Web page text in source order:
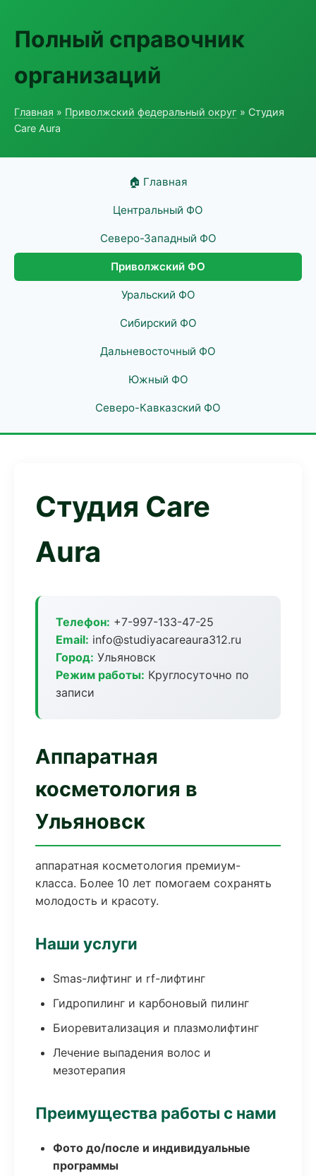
Полный справочник
организаций
Главная » Приволжский федеральный округ » Студия
Care Aura
🏠 Главная
Центральный ФО
Северо-Западный ФО
Приволжский ФО
Уральский ФО
Сибирский ФО
Дальневосточный ФО
Южный ФО
Северо-Кавказский ФО
Студия Care
Aura
Телефон: +7-997-133-47-25
Email: info@studiyacareaura312.ru
Город: Ульяновск
Режим работы: Круглосуточно по
записи
Аппаратная
косметология в
Ульяновск
аппаратная косметология премиум-
класса. Более 10 лет помогаем сохранять
молодость и красоту.
Наши услуги
Smas-лифтинг и rf-лифтинг
Гидропилинг и карбоновый пилинг
Биоревитализация и плазмолифтинг
Лечение выпадения волос и
мезотерапия
Преимущества работы с нами
Фото до/после и индивидуальные
программы